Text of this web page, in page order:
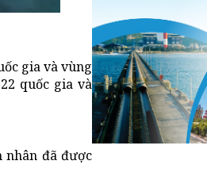
gia và vùng
quốc gia và
nhân đã được